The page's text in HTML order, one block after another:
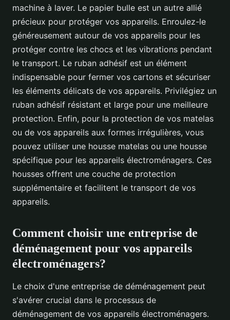
machine à laver. Le papier bulle est un autre allié
précieux pour protéger vos appareils. Enroulez-le
généreusement autour de vos appareils pour les
protéger contre les chocs et les vibrations pendant
le transport. Le ruban adhésif est un élément
indispensable pour fermer vos cartons et sécuriser
les éléments délicats de vos appareils. Privilégiez un
ruban adhésif résistant et large pour une meilleure
protection. Enfin, pour la protection de vos matelas
ou de vos appareils aux formes irrégulières, vous
pouvez utiliser une housse matelas ou une housse
spécifique pour les appareils électroménagers. Ces
housses offrent une couche de protection
supplémentaire et facilitent le transport de vos
appareils.
Comment choisir une entreprise de
déménagement pour vos appareils
électroménagers?
Le choix d'une entreprise de déménagement peut
s'avérer crucial dans le processus de
déménagement de vos appareils électroménagers.